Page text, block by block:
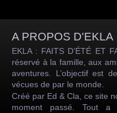
A PROPOS D'EKLA
EKLA : FAITS D’ÉTÉ ET
réservé à la famille, aux
aventures. L’objectif est
vécues de par le monde.
Créé par Ed & Cla, ce site
moment passé. Tout a